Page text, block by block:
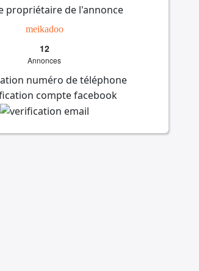
meikadoo
12
Annonces